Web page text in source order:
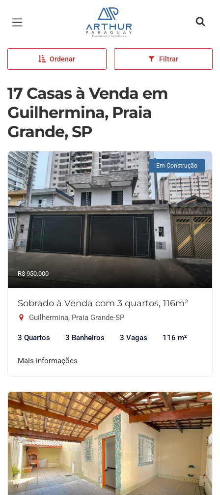
Página inicial
Ordenar Filtrar
17 Casas à Venda em
Guilhermina, Praia
Grande, SP
Em Construção
R$ 950.000
Sobrado à Venda com 3 quartos, 116m²
Guilhermina, Praia Grande-SP
3 Quartos 3 Banheiros 3 Vagas 116 m²
Mais informações